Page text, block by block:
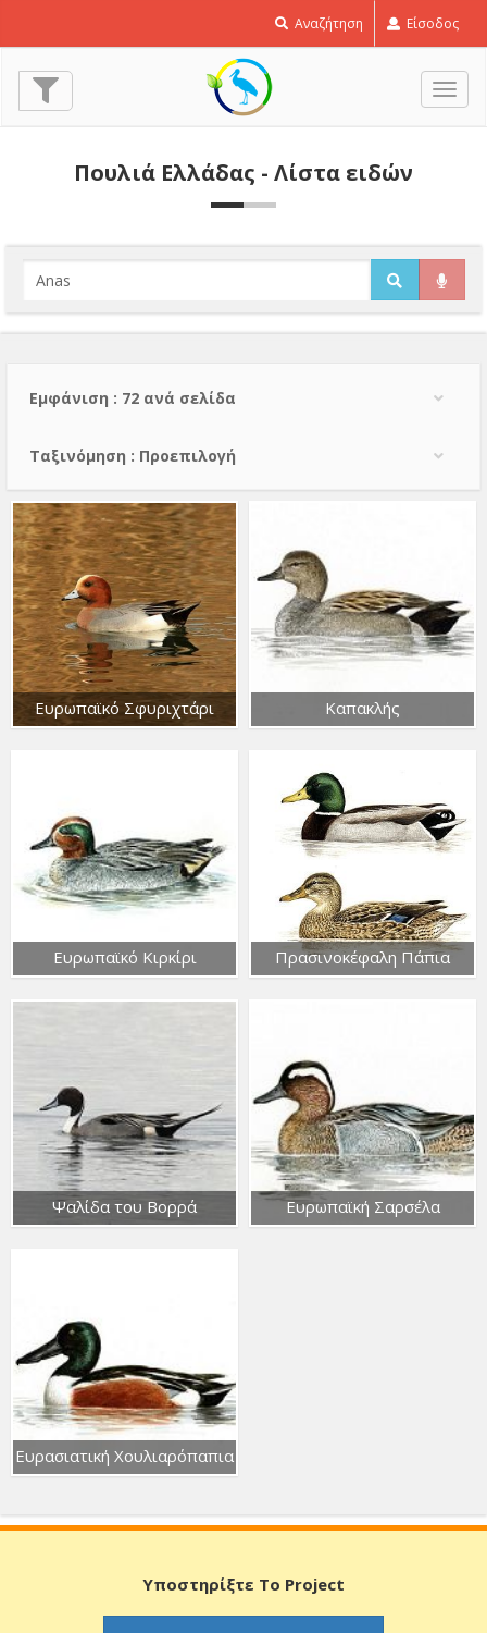
Αναζήτηση Είσοδος
Πουλιά Ελλάδας - Λίστα ειδών
Εμφάνιση : 72 ανά σελίδα
Тαξινόμηση : Προεπιλογή
Ευρωπαϊκό Σφυριχτάρι Καπακλής
Ευρωπαϊκό Κιρκίρι Πρασινοκέφαλη Πάπια
Ψαλίδα του Βορρά Ευρωπαϊκή Σαρσέλα
Ευρασιατική Χουλιαρόπαπια
Υποστηρίξτε Το Project